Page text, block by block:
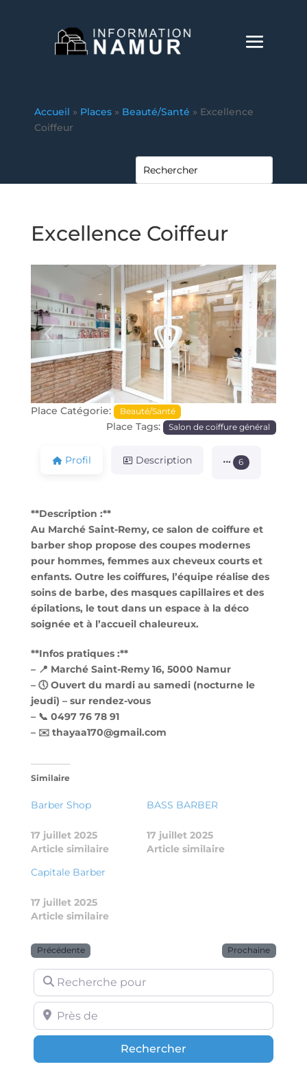
Accueil » Places » Beauté/Santé » Excellence
Coiffeur
Excellence Coiffeur
Précédente Prochaine
Place Catégorie: Beauté/Santé
Place Tags: Salon de coiffure général
Profil Description 6
**Description :**
Au Marché Saint-Remy, ce salon de coiffure et
barber shop propose des coupes modernes
pour hommes, femmes aux cheveux courts et
enfants. Outre les coiffures, l’équipe réalise des
soins de barbe, des masques capillaires et des
épilations, le tout dans un espace à la déco
soignée et à l’accueil chaleureux.
**Infos pratiques :**
– 📍 Marché Saint-Remy 16, 5000 Namur
– 🕔 Ouvert du mardi au samedi (nocturne le
jeudi) – sur rendez-vous
– 📞 0497 76 78 91
– ✉️ thayaa170@gmail.com
Similaire
Barber Shop
17 juillet 2025
Article similaire
BASS BARBER
17 juillet 2025
Article similaire
Capitale Barber
17 juillet 2025
Article similaire
Précédente Prochaine
Recherche pour
Près de
RechercherRechercher